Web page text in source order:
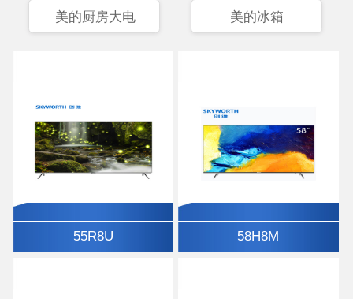
美的厨房大电 美的冰箱
55R8U 58H8M